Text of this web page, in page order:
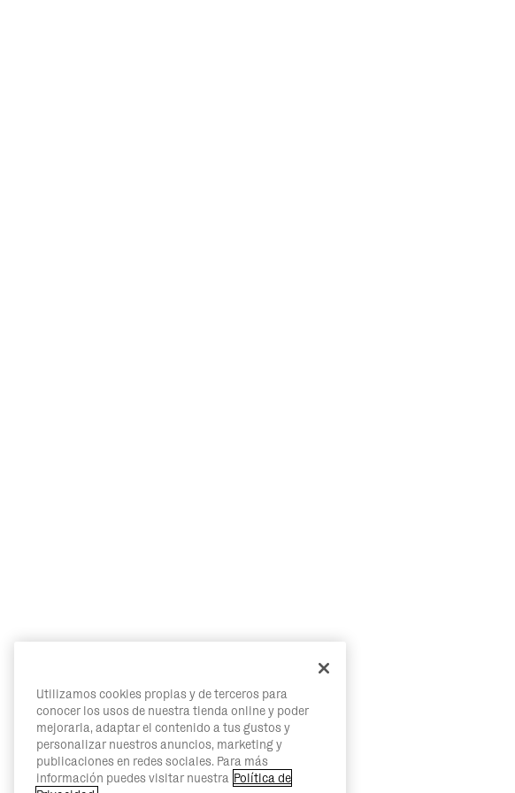
Utilizamos cookies propias y de terceros para
conocer los usos de nuestra tienda online y poder
mejorarla, adaptar el contenido a tus gustos y
personalizar nuestros anuncios, marketing y
publicaciones en redes sociales. Para más
información puedes visitar nuestra Política de